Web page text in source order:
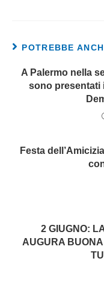
POTREBBE
A Palermo nella
sono presentati
Festa
2 GIUGNO:
AUGURA